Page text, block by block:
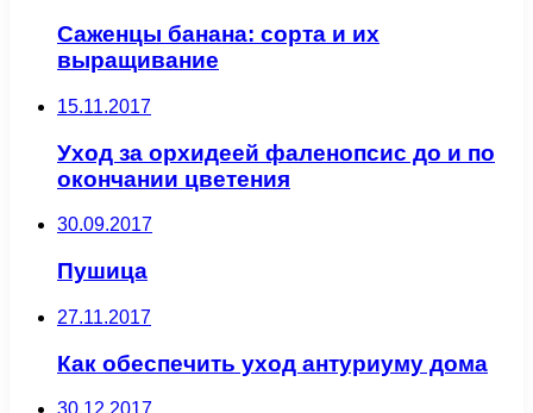
Саженцы банана: сорта и их
выращивание
15.11.2017
Уход за орхидеей фаленопсис до и по
окончании цветения
30.09.2017
Пушица
27.11.2017
Как обеспечить уход антуриуму дома